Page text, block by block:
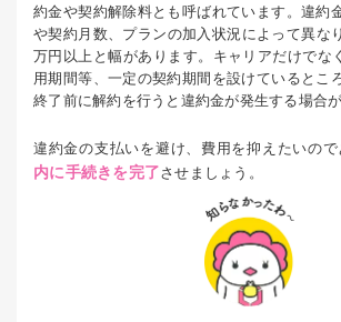
約金や契約解除料とも呼ばれています。違約
や契約月数、プランの加入状況によって異な
万円以上と幅があります。キャリアだけでな
用期間等、一定の契約期間を設けているとこ
終了前に解約を行うと違約金が発生する場合が
違約金の支払いを避け、費用を抑えたいので
内に手続きを完了させましょう。